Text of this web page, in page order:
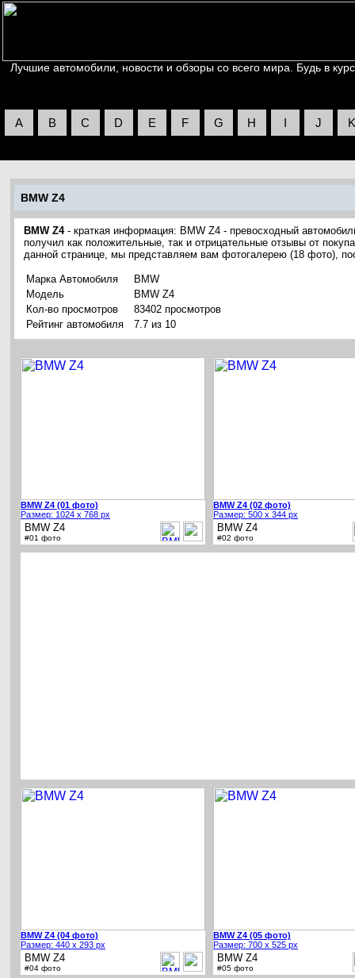
Лучшие автомобили, новости и обзоры со всего мира. Будь в
A B C D E F G H I J K
BMW Z4
BMW Z4- краткая информация: BMW Z4 - превосходный
получил как положительные, так и отрицательные отзывы от
данной странице, мы представляем вам фотогалерею (18 фото),
Марка Автомобиля
BMW
Модель
BMW Z4
Кол-во просмотров
83402 просмотров
Рейтинг автомобиля
7.7 из 10
BMW Z4 (01 фото)
Размер: 1024 x 768 px
BMW Z4
#01 фото
BMW Z4 (02 фото)
Размер: 500 x 344 px
BMW Z4
#02 фото
BMW Z4 (04 фото)
Размер: 440 x 293 px
BMW Z4
#04 фото
BMW Z4 (05 фото)
Размер: 700 x 525 px
BMW Z4
#05 фото